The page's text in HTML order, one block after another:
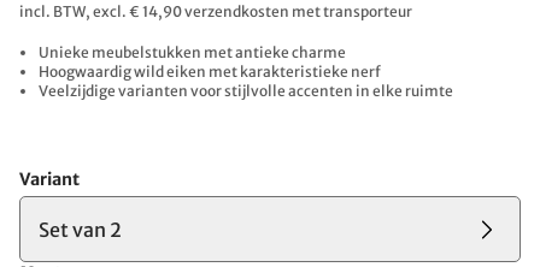
incl. BTW, excl. € 14,90 verzendkosten met transporteur
Unieke meubelstukken met antieke charme
Hoogwaardig wild eiken met karakteristieke nerf
Veelzijdige varianten voor stijlvolle accenten in elke ruimte
Variant
Set van 2